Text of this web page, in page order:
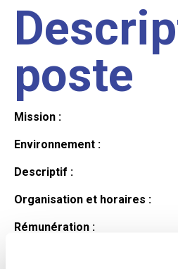
poste
Mission :
Environnement :
Descriptif :
Organisation et horaires :
Rémunération :